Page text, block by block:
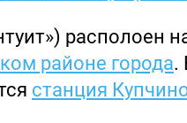
располоен
районе города.
станция